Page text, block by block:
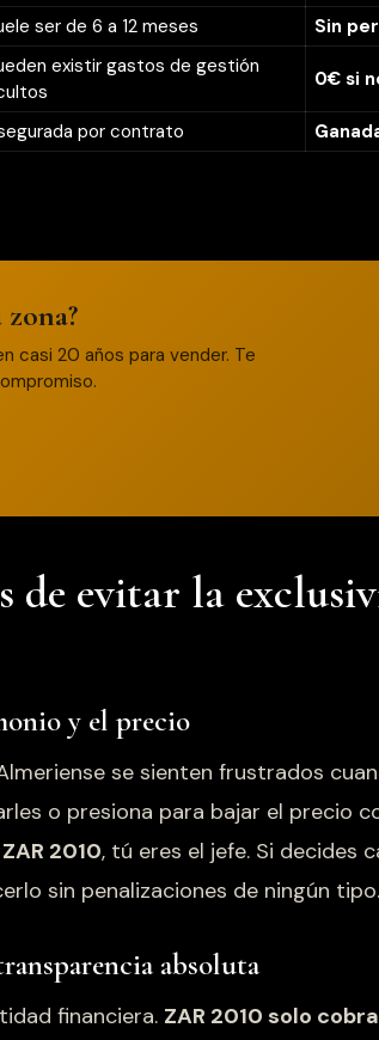
ser de 6 a 12 meses Sin
existir gastos de gestión
0€ si
por contrato
casi 20 años para vender. Te
de evitar la
y el precio
se sienten frustrados
o presiona para bajar el precio
ZAR 2010, tú eres el jefe. Si decides
sin penalizaciones de ningún tipo.
absoluta
financiera. ZAR 2010 solo